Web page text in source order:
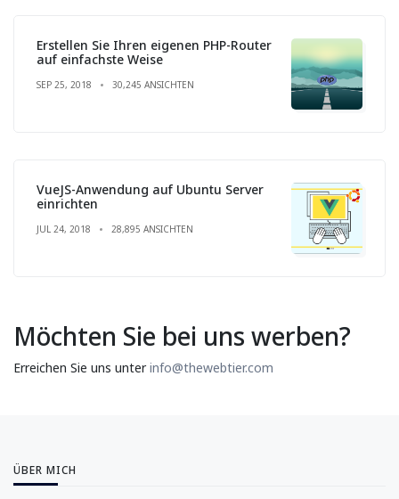
Erstellen Sie Ihren eigenen PHP-Router
auf einfachste Weise
SEP 25, 2018 30,245 ANSICHTEN
VueJS-Anwendung auf Ubuntu Server
einrichten
JUL 24, 2018 28,895 ANSICHTEN
Möchten Sie bei uns werben?
Erreichen Sie uns unterinfo@thewebtier.com
ÜBER MICH